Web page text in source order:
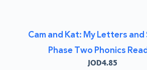
Cam and Kat: My Letters
Phase Two Phonics
JOD4.85